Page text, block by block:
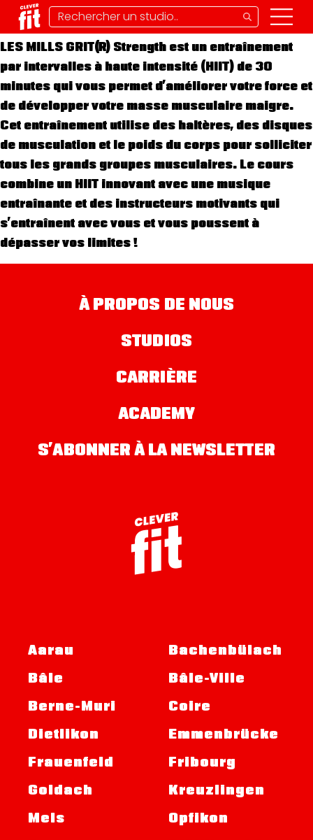
Force, perte de poids Difficile Tous 30 min
LES MILLS GRIT® Strength est un entraînement
par intervalles à haute intensité (HIIT) de 30
minutes qui vous permet d’améliorer votre force et
de développer votre masse musculaire maigre.
Cet entraînement utilise des haltères, des disques
de musculation et le poids du corps pour solliciter
tous les grands groupes musculaires. Le cours
combine un HIIT innovant avec une musique
entraînante et des instructeurs motivants qui
s’entraînent avec vous et vous poussent à
dépasser vos limites !
À PROPOS DE NOUS
STUDIOS
CARRIÈRE
ACADEMY
S’ABONNER À LA NEWSLETTER
Aarau
Bâle
Berne-Muri
Dietlikon
Frauenfeld
Goldach
Mels
Bachenbülach
Bâle-Ville
Coire
Emmenbrücke
Fribourg
Kreuzlingen
Opfikon